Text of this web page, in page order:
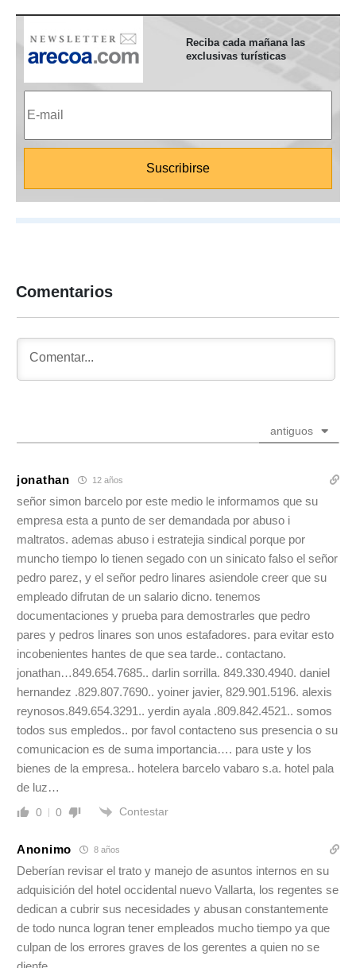
Reciba cada mañana las
exclusivas turísticas
Comentarios
antiguos
jonathan 12 años
señor simon barcelo por este medio le informamos que su
empresa esta a punto de ser demandada por abuso i
maltratos. ademas abuso i estratejia sindical porque por
muncho tiempo lo tienen segado con un sinicato falso el señor
pedro parez, y el señor pedro linares asiendole creer que su
empleado difrutan de un salario dicno. tenemos
documentaciones y prueba para demostrarles que pedro
pares y pedros linares son unos estafadores. para evitar esto
incobenientes hantes de que sea tarde.. contactano.
jonathan…849.654.7685.. darlin sorrilla. 849.330.4940. daniel
hernandez .829.807.7690.. yoiner javier, 829.901.5196. alexis
reynosos.849.654.3291.. yerdin ayala .809.842.4521.. somos
todos sus empledos.. por favol contacteno sus presencia o su
comunicacion es de suma importancia…. para uste y los
bienes de la empresa.. hotelera barcelo vabaro s.a. hotel pala
de luz…
0 0 Contestar
Anonimo 8 años
Deberían revisar el trato y manejo de asuntos internos en su
adquisición del hotel occidental nuevo Vallarta, los regentes se
dedican a cubrir sus necesidades y abusan constantemente
de todo nunca logran tener empleados mucho tiempo ya que
culpan de los errores graves de los gerentes a quien no se